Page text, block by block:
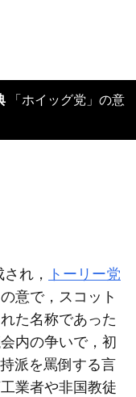
「ホイッグ党」の意
れ，
トーリー党
意で，スコット
た名称であった
内の争いで，初
派を罵倒する言
業者や非国教徒